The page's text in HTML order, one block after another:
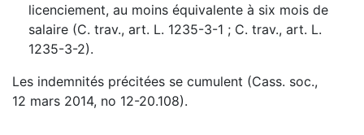
licenciement, au moins équivalente à six mois de
salaire (C. trav., art. L. 1235-3-1 ; C. trav., art. L.
1235-3-2).
Les indemnités précitées se cumulent (Cass. soc.,
12 mars 2014, no 12-20.108).